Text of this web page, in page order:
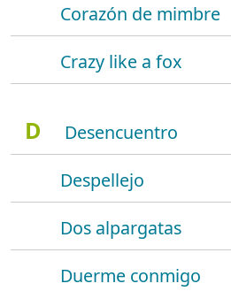
Corazón de mimbre
Crazy like a fox
D
Desencuentro
Despellejo
Dos alpargatas
Duerme conmigo